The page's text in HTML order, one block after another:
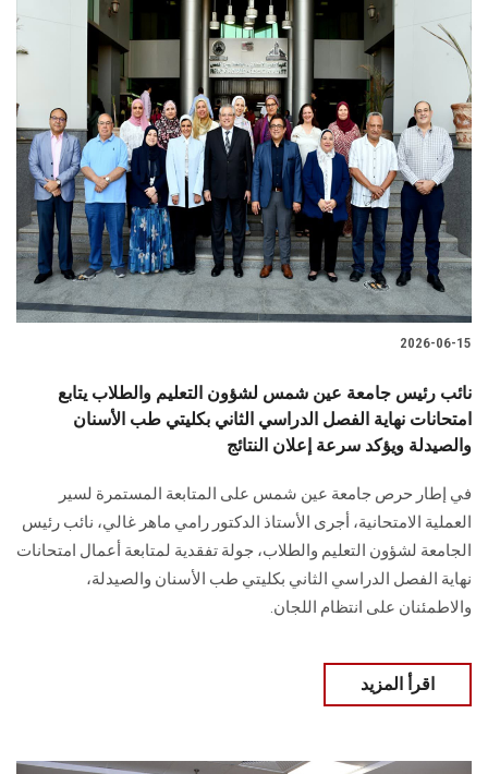
2026-06-15
نائب رئيس جامعة عين شمس لشؤون التعليم والطلاب يتابع
امتحانات نهاية الفصل الدراسي الثاني بكليتي طب الأسنان
والصيدلة ويؤكد سرعة إعلان النتائج
في إطار حرص جامعة عين شمس على المتابعة المستمرة لسير
العملية الامتحانية، أجرى الأستاذ الدكتور رامي ماهر غالي، نائب رئيس
الجامعة لشؤون التعليم والطلاب، جولة تفقدية لمتابعة أعمال امتحانات
نهاية الفصل الدراسي الثاني بكليتي طب الأسنان والصيدلة،
والاطمئنان على انتظام اللجان.
اقرأ المزيد